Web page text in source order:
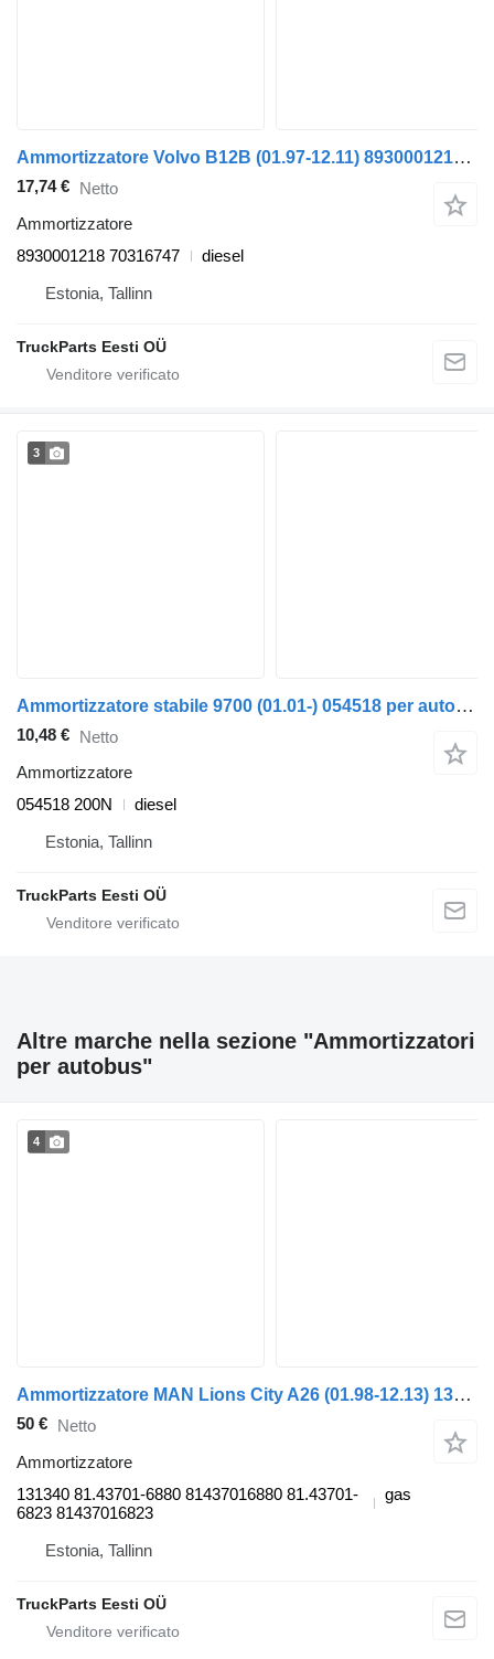
Ammortizzatore Volvo B12B (01.97-12.11) 8930001218 per autobus Volvo B6, B7, B9, B10, B12 bus (1978-2011)
17,74 € Netto
Ammortizzatore
8930001218 70316747
diesel
Estonia, Tallinn
TruckParts Eesti OÜ
3
Ammortizzatore stabile 9700 (01.01-) 054518 per autobus Volvo 7700-9900 bus (1999-)
10,48 € Netto
Ammortizzatore
054518 200N
diesel
Estonia, Tallinn
TruckParts Eesti OÜ
Altre marche nella sezione "Ammortizzatori
per autobus"
4
Ammortizzatore MAN Lions City A26 (01.98-12.13) 131340 per autobus MAN Lion's bus (1991-)
50 € Netto
Ammortizzatore
131340 81.43701-6880 81437016880 81.43701-
6823 81437016823
gas
Estonia, Tallinn
TruckParts Eesti OÜ